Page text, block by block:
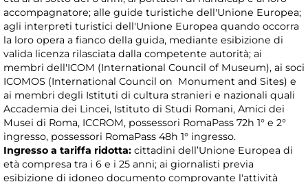
accompagnatore; alle guide turistiche dell'Unione Europea;
agli interpreti turistici dell'Unione Europea quando occorra
la loro opera a fianco della guida, mediante esibizione di
valida licenza rilasciata dalla competente autorità; ai
membri dell'ICOM (International Council of Museum), ai soci
ICOMOS (International Council on Monument and Sites) e
ai membri degli Istituti di cultura stranieri e nazionali quali
Accademia dei Lincei, Istituto di Studi Romani, Amici dei
Musei di Roma, ICCROM, possessori RomaPass 72h 1° e 2°
ingresso, possessori RomaPass 48h 1° ingresso.
Ingresso a tariffa ridotta: cittadini dell’Unione Europea di
età compresa tra i 6 e i 25 anni; ai giornalisti previa
esibizione di idoneo documento comprovante l'attività